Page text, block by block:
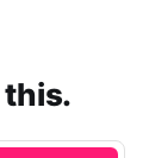
this.